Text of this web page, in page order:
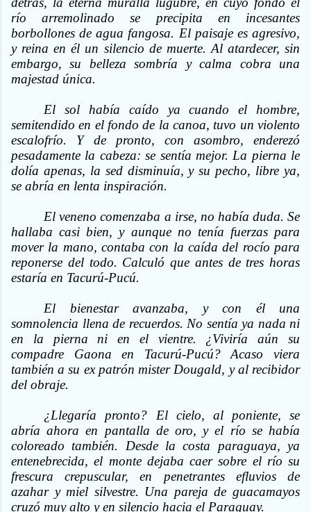
río arremolinado se precipita en incesantes
borbollones de agua fangosa. El paisaje es agresivo,
y reina en él un silencio de muerte. Al atardecer, sin
embargo, su belleza sombría y calma cobra una
majestad única.
El sol había caído ya cuando el hombre,
semitendido en el fondo de la canoa, tuvo un violento
escalofrío. Y de pronto, con asombro, enderezó
pesadamente la cabeza: se sentía mejor. La pierna le
dolía apenas, la sed disminuía, y su pecho, libre ya,
se abría en lenta inspiración.
El veneno comenzaba a irse, no había duda. Se
hallaba casi bien, y aunque no tenía fuerzas para
mover la mano, contaba con la caída del rocío para
reponerse del todo. Calculó que antes de tres horas
estaría en Tacurú-Pucú.
El bienestar avanzaba, y con él una
somnolencia llena de recuerdos. No sentía ya nada ni
en la pierna ni en el vientre. ¿Viviría aún su
compadre Gaona en Tacurú-Pucú? Acaso viera
también a su ex patrón mister Dougald, y al recibidor
del obraje.
¿Llegaría pronto? El cielo, al poniente, se
abría ahora en pantalla de oro, y el río se había
coloreado también. Desde la costa paraguaya, ya
entenebrecida, el monte dejaba caer sobre el río su
frescura crepuscular, en penetrantes efluvios de
azahar y miel silvestre. Una pareja de guacamayos
cruzó muy alto y en silencio hacia el Paraguay.